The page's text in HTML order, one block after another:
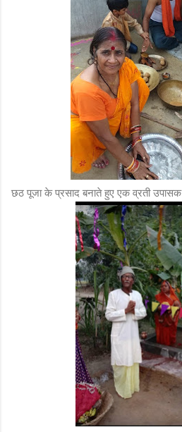
छठ पूजा के प्रसाद बनाते हुए एक व्रती उपासक